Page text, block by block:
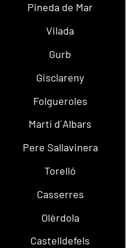
Pineda de Mar
Vilada
Gurb
Gisclareny
Folgueroles
Martí d´Albars
Pere Sallavinera
Torelló
Casserres
Olèrdola
Castelldefels